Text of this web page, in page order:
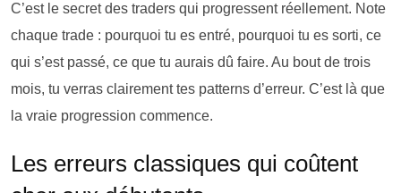
C’est le secret des traders qui progressent réellement. Note
chaque trade : pourquoi tu es entré, pourquoi tu es sorti, ce
qui s’est passé, ce que tu aurais dû faire. Au bout de trois
mois, tu verras clairement tes patterns d’erreur. C’est là que
la vraie progression commence.
Les erreurs classiques qui coûtent